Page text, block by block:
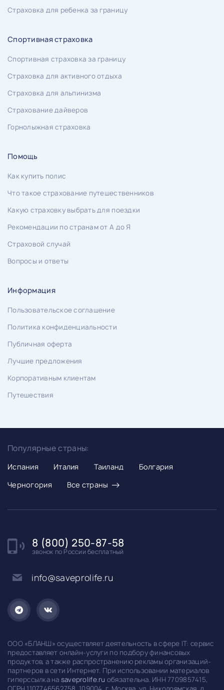
Страховка для ребенка за границу
Спортивная страховка
Спортивная страховка за границу
Страховка для активного отдыха
Страховка для альпинизма
Страхование дайверов
Горнолыжная страховка
Помощь
Как купить полис
Что такое страхование путешественников
Какую страховку выбрать для поездки
Рекомендации по странам от А до Я
Страховой случай
Вопросы и ответы
Информация
Пользовательское соглашение
Политика конфиденциальности
Публичная оферта
Лучшие предложения
Корпоративным клиентам
Путешествия
Популярные страны:
Испания Италия Таиланд
Болгария
Черногория
Все страны →
8 (800) 250-87-58
звонок по России бесплатный
info@saveprolife.ru
ООО «БЛАНШ» осуществляет деятельность в сфере IT: сервис
предоставляет онлайн-услуги по подбору финансовых
продуктов, а также распространению рекламы организаций-
партнеров в сети Интернет. При использовании материалов
гиперссылка на saveprolife.ru обязательна. ИНН 7709857415,